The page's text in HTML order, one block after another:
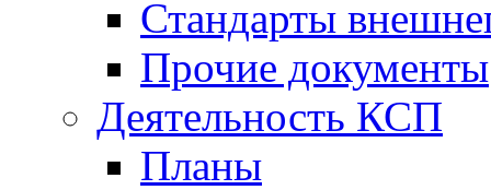
Стандарты
Прочие документы
Деятельность КСП
Планы